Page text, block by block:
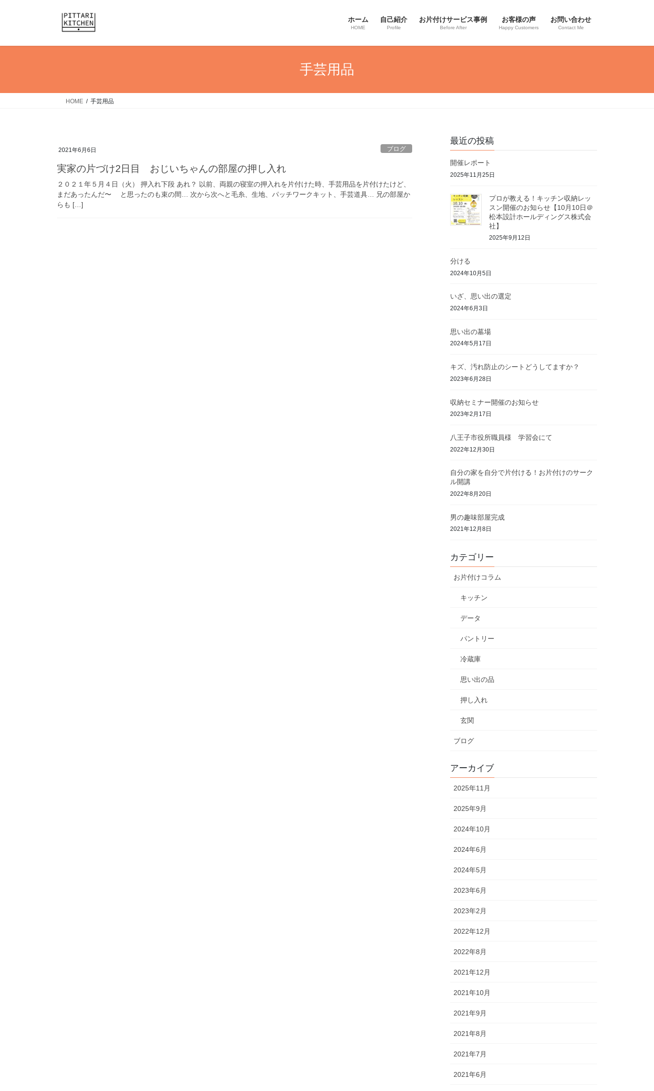
ホーム
HOME
自己紹介
Profile
お片付けサービス事例
Before After
お客様の声
Happy Customers
お問い合わせ
Contact Me
手芸用品
HOME 手芸用品
2021年6月6日 ブログ
実家の片づけ2日目 おじいちゃんの部屋の押し入れ
２０２１年５月４日（火） 押入れ下段 あれ？ 以前、両親の寝室の押入れを片付けた時、手芸用品を片付けたけど、
まだあったんだ〜 と思ったのも束の間… 次から次へと毛糸、生地、パッチワークキット、手芸道具… 兄の部屋か
らも […]
最近の投稿
開催レポート
2025年11月25日
プロが教える！キッチン収納レッ
スン開催のお知らせ【10月10日＠
松本設計ホールディングス株式会
社】
2025年9月12日
分ける
2024年10月5日
いざ、思い出の選定
2024年6月3日
思い出の墓場
2024年5月17日
キズ、汚れ防止のシートどうしてますか？
2023年6月28日
収納セミナー開催のお知らせ
2023年2月17日
八王子市役所職員様 学習会にて
2022年12月30日
自分の家を自分で片付ける！お片付けのサーク
ル開講
2022年8月20日
男の趣味部屋完成
2021年12月8日
カテゴリー
お片付けコラム
キッチン
データ
パントリー
冷蔵庫
思い出の品
押し入れ
玄関
ブログ
アーカイブ
2025年11月
2025年9月
2024年10月
2024年6月
2024年5月
2023年6月
2023年2月
2022年12月
2022年8月
2021年12月
2021年10月
2021年9月
2021年8月
2021年7月
2021年6月